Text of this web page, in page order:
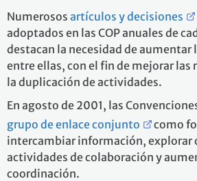
Numerosos artículos y decisiones
adoptados en las COP anuales de
destacan la necesidad de aumentar
entre ellas, con el fin de mejorar las
la duplicación de actividades.
En agosto de 2001, las
grupo de enlace conjunto
como
intercambiar información, explorar
actividades de colaboración y
coordinación.